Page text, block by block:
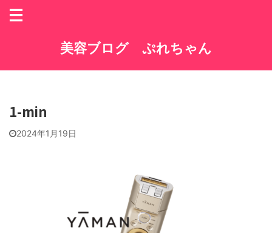
美容ブログ ぷれちゃん
1-min
2024年1月19日